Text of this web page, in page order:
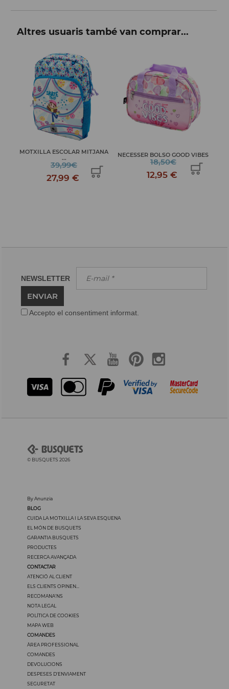
Altres usuaris també van comprar...
MOTXILLA ESCOLAR MITJANA
...
39,99€
27,99 €
NECESSER BOLSO GOOD VIBES
18,50€
12,95 €
NEWSLETTER
ENVIAR
Accepto el consentiment informat.
© BUSQUETS 2026
By Anunzia
BLOG
CUIDA LA MOTXILLA I LA SEVA ESQUENA
EL MÓN DE BUSQUETS
GARANTIA BUSQUETS
PRODUCTES
RECERCA AVANÇADA
CONTACTAR
ATENCIÓ AL CLIENT
ELS CLIENTS OPINEN...
RECOMANA'NS
NOTA LEGAL
POLÍTICA DE COOKIES
MAPA WEB
COMANDES
ÀREA PROFESSIONAL
COMANDES
DEVOLUCIONS
DESPESES D'ENVIAMENT
SEGURETAT